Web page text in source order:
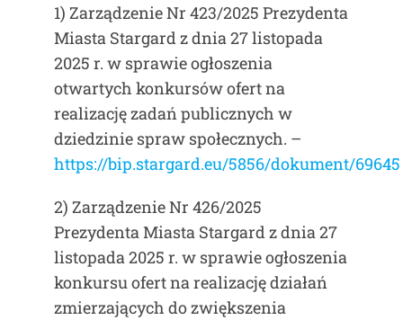
1) Zarządzenie Nr 423/2025 Prezydenta
Miasta Stargard z dnia 27 listopada
2025 r. w sprawie ogłoszenia
otwartych konkursów ofert na
realizację zadań publicznych w
dziedzinie spraw społecznych. –
https://bip.stargard.eu/5856/dokument/69645
2) Zarządzenie Nr 426/2025
Prezydenta Miasta Stargard z dnia 27
listopada 2025 r. w sprawie ogłoszenia
konkursu ofert na realizację działań
zmierzających do zwiększenia